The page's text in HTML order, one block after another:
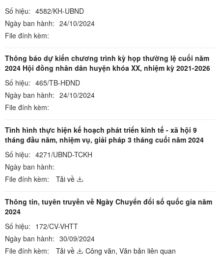
Số hiệu: 4582/KH-UBND
Ngày ban hành: 24/10/2024
File đính kèm:
Thông báo dự kiến chương trình kỳ họp thường lệ cuối năm
2024 Hội đồng nhân dân huyện khóa XX, nhiệm kỳ 2021-2026
Số hiệu: 465/TB-HĐND
Ngày ban hành: 24/10/2024
File đính kèm:
Tình hình thực hiện kế hoạch phát triển kinh tế - xã hội 9
tháng đầu năm, nhiệm vụ, giải pháp 3 tháng cuối năm 2024
Số hiệu: 4271/UBND-TCKH
Ngày ban hành:
File đính kèm:
Tải về
Thông tin, tuyên truyền về Ngày Chuyển đổi số quốc gia năm
2024
Số hiệu: 172/CV-VHTT
Ngày ban hành: 30/09/2024
File đính kèm:
Tải về Công văn, Văn bản liên quan